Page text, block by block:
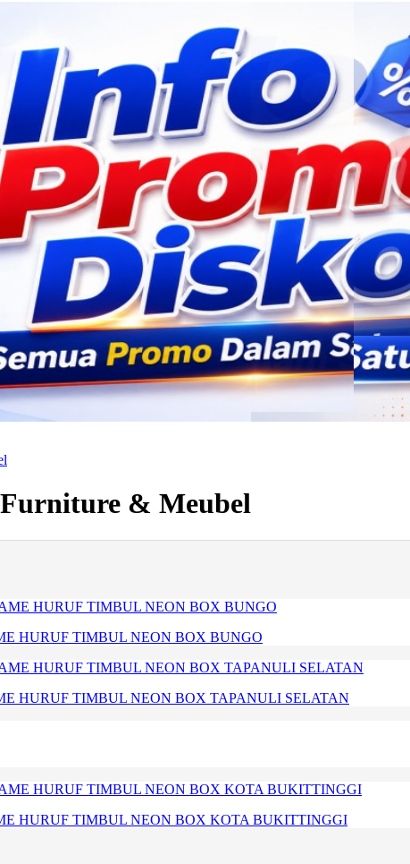
& Meubel
HURUF TIMBUL NEON BOX BUNGO
HURUF TIMBUL NEON BOX TAPANULI SELATAN
HURUF TIMBUL NEON BOX KOTA BUKITTINGGI